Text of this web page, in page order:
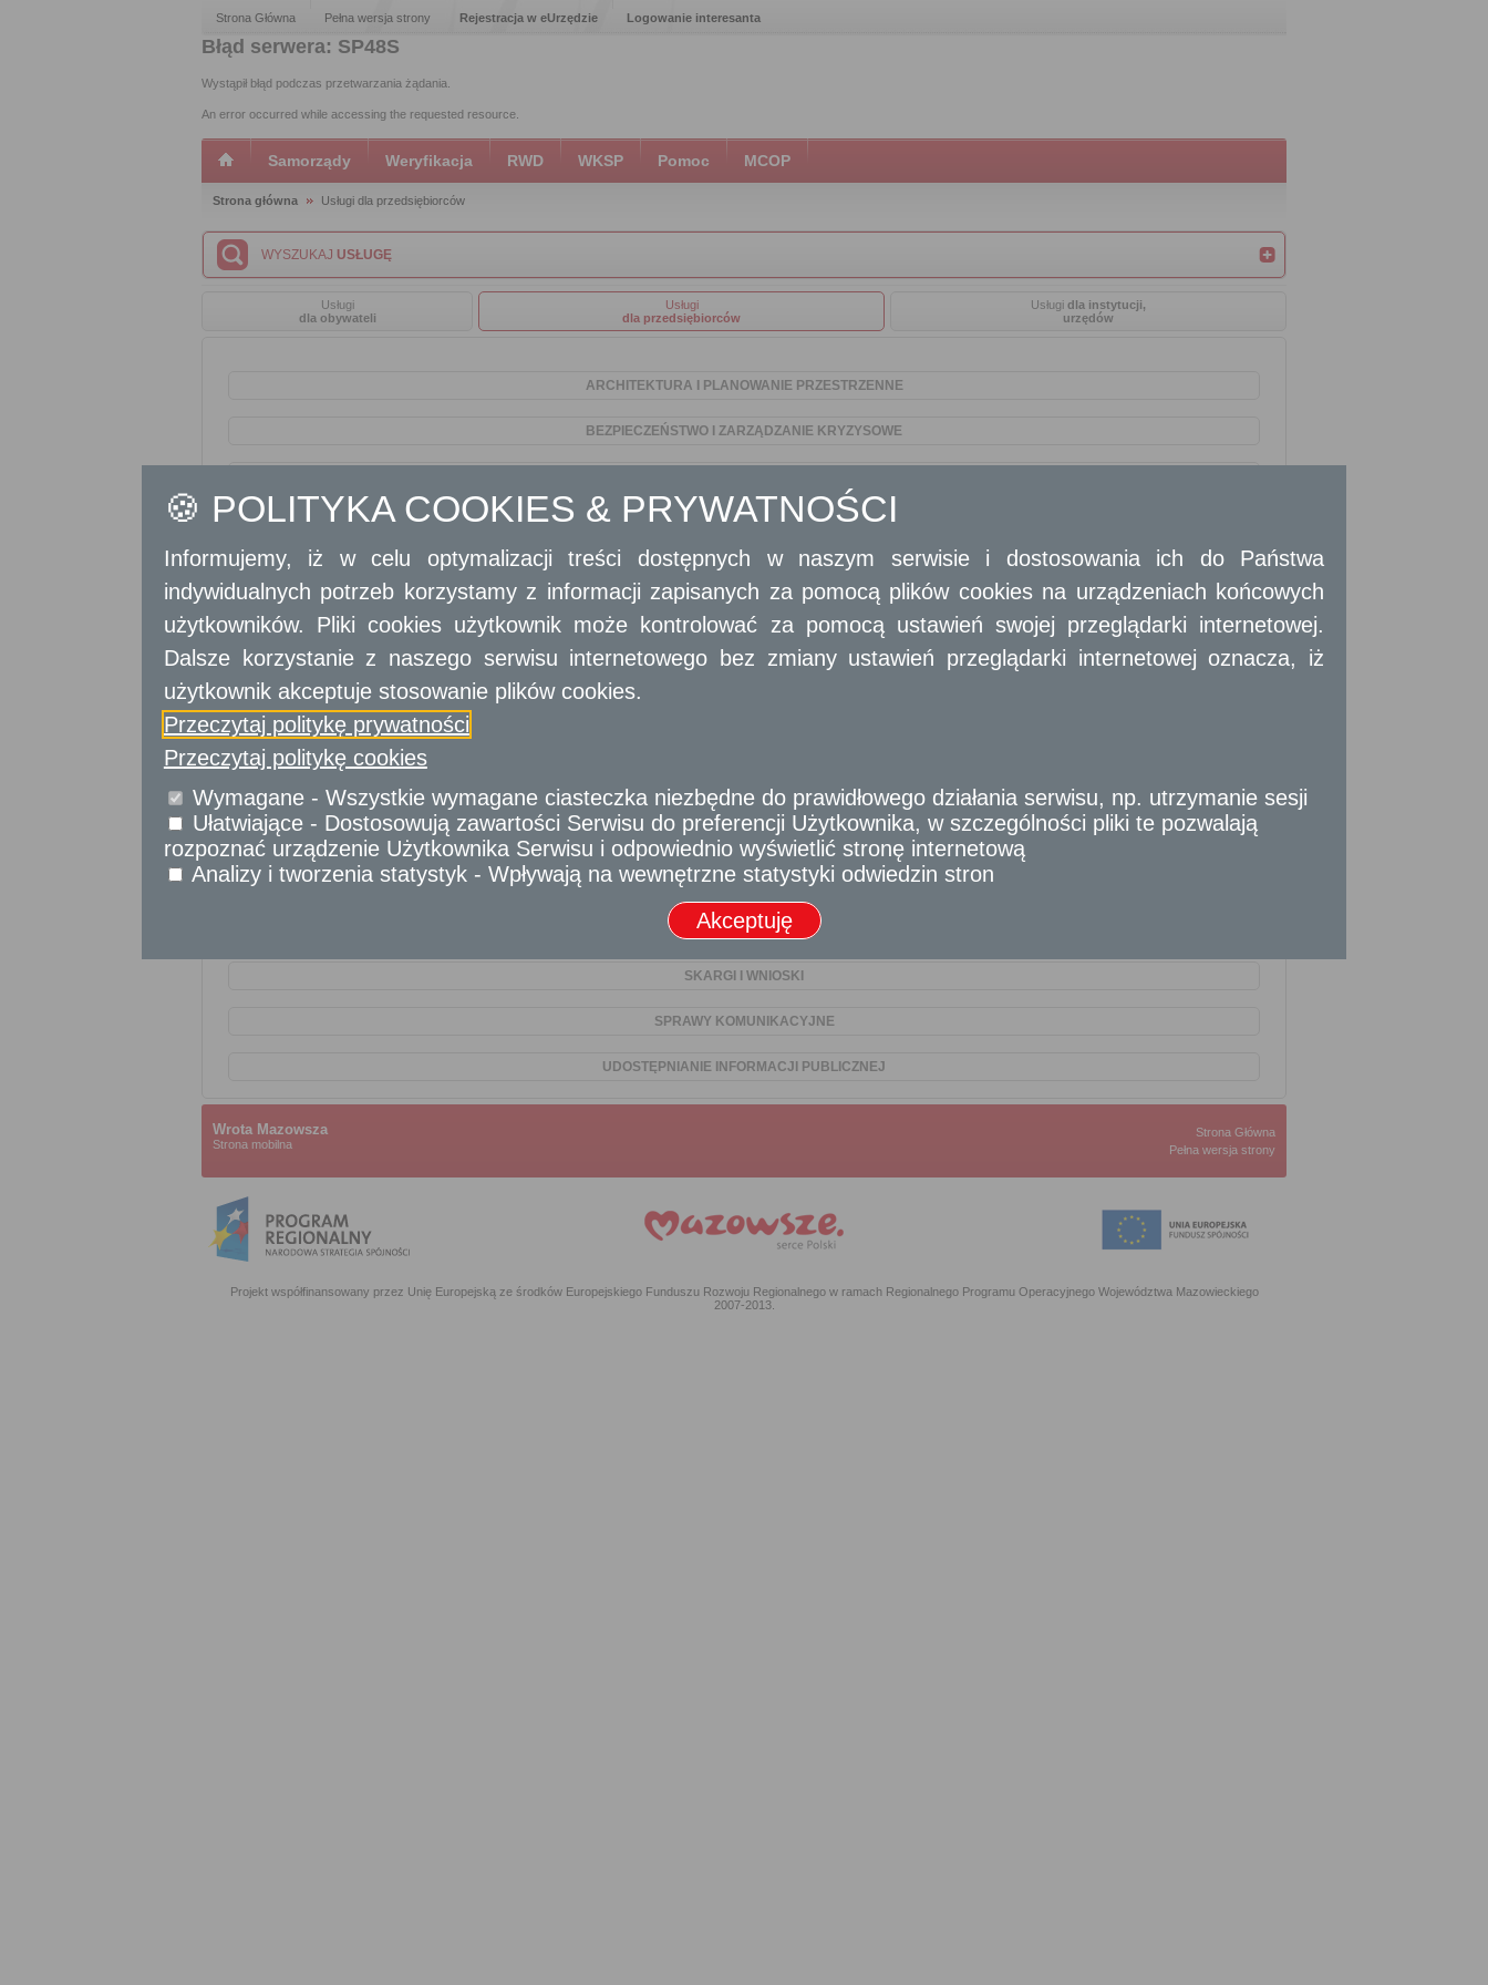
Strona Główna Pełna wersja strony Rejestracja w eUrzędzie Logowanie interesanta
Błąd serwera: SP48S
Wystąpił błąd podczas przetwarzania żądania.
An error occurred while accessing the requested resource.
Samorządy Weryfikacja RWD WKSP Pomoc MCOP
Strona główna Usługi dla przedsiębiorców
WYSZUKAJ USŁUGĘ
Usługi
dla obywateli
Usługi
dla przedsiębiorców
Usługi dla instytucji,
urzędów
ARCHITEKTURA I PLANOWANIE PRZESTRZENNE
BEZPIECZEŃSTWO I ZARZĄDZANIE KRYZYSOWE
DZIAŁALNOŚĆ GOSPODARCZA
GEODEZJA I KARTOGRAFIA
GEODEZJA I KATASTER
GOSPODARKA NIERUCHOMOŚCIAMI
GOSPODARKA WODNO - ŚCIEKOWA
OCHRONA ŚRODOWISKA
OŚWIATA
PODATKI I OPŁATY LOKALNE
POLITYKA LOKALOWA
SKARGI I WNIOSKI
SPRAWY KOMUNIKACYJNE
UDOSTĘPNIANIE INFORMACJI PUBLICZNEJ
Wrota Mazowsza
Strona mobilna
Strona Główna
Pełna wersja strony
Projekt współfinansowany przez Unię Europejską ze środków Europejskiego Funduszu Rozwoju Regionalnego w ramach Regionalnego Programu Operacyjnego Województwa Mazowieckiego
2007-2013.
🍪 POLITYKA COOKIES & PRYWATNOŚCI
Informujemy, iż w celu optymalizacji treści dostępnych w naszym serwisie i dostosowania ich do Państwa
indywidualnych potrzeb korzystamy z informacji zapisanych za pomocą plików cookies na urządzeniach końcowych
użytkowników. Pliki cookies użytkownik może kontrolować za pomocą ustawień swojej przeglądarki internetowej.
Dalsze korzystanie z naszego serwisu internetowego bez zmiany ustawień przeglądarki internetowej oznacza, iż
użytkownik akceptuje stosowanie plików cookies.
Przeczytaj politykę prywatności
Przeczytaj politykę cookies
Wymagane - Wszystkie wymagane ciasteczka niezbędne do prawidłowego działania serwisu, np. utrzymanie sesji
Ułatwiające - Dostosowują zawartości Serwisu do preferencji Użytkownika, w szczególności pliki te pozwalają
rozpoznać urządzenie Użytkownika Serwisu i odpowiednio wyświetlić stronę internetową
Analizy i tworzenia statystyk - Wpływają na wewnętrzne statystyki odwiedzin stron
Akceptuję